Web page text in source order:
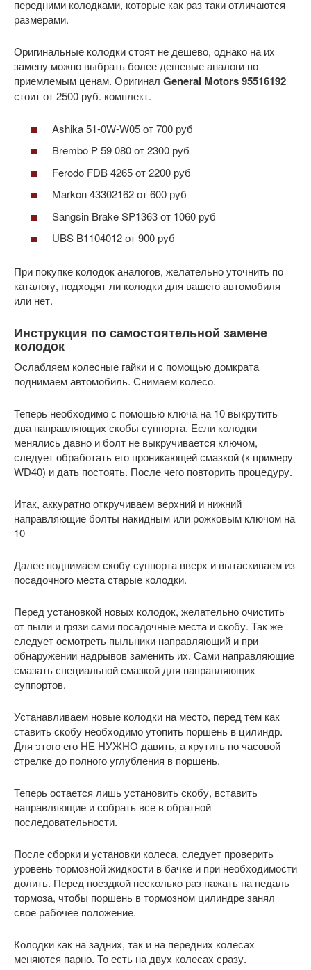
передними колодками, которые как раз таки отличаются
размерами.
Оригинальные колодки стоят не дешево, однако на их
замену можно выбрать более дешевые аналоги по
приемлемым ценам. Оригинал General Motors 95516192
стоит от 2500 руб. комплект.
Ashika 51-0W-W05 от 700 руб
Brembo P 59 080 от 2300 руб
Ferodo FDB 4265 от 2200 руб
Markon 43302162 от 600 руб
Sangsin Brake SP1363 от 1060 руб
UBS B1104012 от 900 руб
При покупке колодок аналогов, желательно уточнить по
каталогу, подходят ли колодки для вашего автомобиля
или нет.
Инструкция по самостоятельной замене
колодок
Ослабляем колесные гайки и с помощью домкрата
поднимаем автомобиль. Снимаем колесо.
Теперь необходимо с помощью ключа на 10 выкрутить
два направляющих скобы суппорта. Если колодки
менялись давно и болт не выкручивается ключом,
следует обработать его проникающей смазкой (к примеру
WD40) и дать постоять. После чего повторить процедуру.
Итак, аккуратно откручиваем верхний и нижний
направляющие болты накидным или рожковым ключом на
10
Далее поднимаем скобу суппорта вверх и вытаскиваем из
посадочного места старые колодки.
Перед установкой новых колодок, желательно очистить
от пыли и грязи сами посадочные места и скобу. Так же
следует осмотреть пыльники направляющий и при
обнаружении надрывов заменить их. Сами направляющие
смазать специальной смазкой для направляющих
суппортов.
Устанавливаем новые колодки на место, перед тем как
ставить скобу необходимо утопить поршень в цилиндр.
Для этого его НЕ НУЖНО давить, а крутить по часовой
стрелке до полного углубления в поршень.
Теперь остается лишь установить скобу, вставить
направляющие и собрать все в обратной
последовательности.
После сборки и установки колеса, следует проверить
уровень тормозной жидкости в бачке и при необходимости
долить. Перед поездкой несколько раз нажать на педаль
тормоза, чтобы поршень в тормозном цилиндре занял
свое рабочее положение.
Колодки как на задних, так и на передних колесах
меняются парно. То есть на двух колесах сразу.